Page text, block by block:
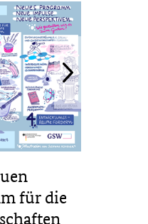
für die